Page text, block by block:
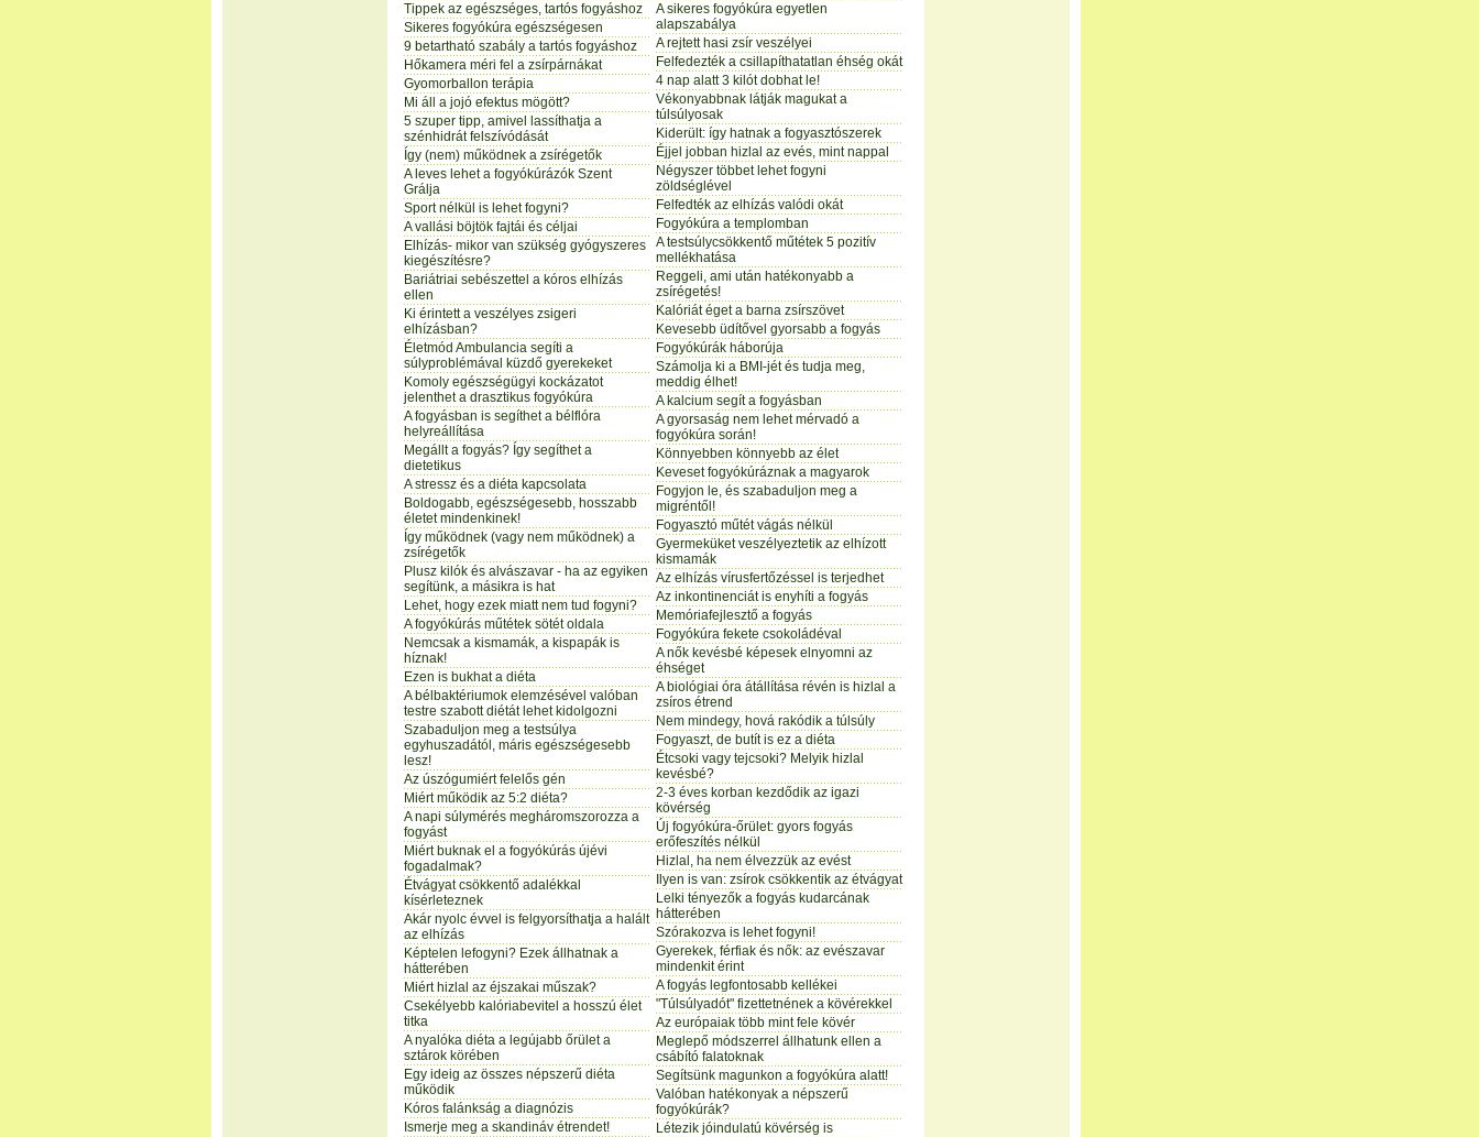
Tippek az egészséges, tartós fogyáshoz
Sikeres fogyókúra egészségesen
9 betartható szabály a tartós fogyáshoz
Hőkamera méri fel a zsírpárnákat
Gyomorballon terápia
Mi áll a jojó efektus mögött?
5 szuper tipp, amivel lassíthatja a
szénhidrát felszívódását
Így (nem) működnek a zsírégetők
A leves lehet a fogyókúrázók Szent
Grálja
Sport nélkül is lehet fogyni?
A vallási böjtök fajtái és céljai
Elhízás- mikor van szükség gyógyszeres
kiegészítésre?
Bariátriai sebészettel a kóros elhízás
ellen
Ki érintett a veszélyes zsigeri
elhízásban?
Életmód Ambulancia segíti a
súlyproblémával küzdő gyerekeket
Komoly egészségügyi kockázatot
jelenthet a drasztikus fogyókúra
A fogyásban is segíthet a bélflóra
helyreállítása
Megállt a fogyás? Így segíthet a
dietetikus
A stressz és a diéta kapcsolata
Boldogabb, egészségesebb, hosszabb
életet mindenkinek!
Így működnek (vagy nem működnek) a
zsírégetők
Plusz kilók és alvászavar - ha az egyiken
segítünk, a másikra is hat
Lehet, hogy ezek miatt nem tud fogyni?
A fogyókúrás műtétek sötét oldala
Nemcsak a kismamák, a kispapák is
híznak!
Ezen is bukhat a diéta
A bélbaktériumok elemzésével valóban
testre szabott diétát lehet kidolgozni
Szabaduljon meg a testsúlya
egyhuszadától, máris egészségesebb
lesz!
Az úszógumiért felelős gén
Miért működik az 5:2 diéta?
A napi súlymérés megháromszorozza a
fogyást
Miért buknak el a fogyókúrás újévi
fogadalmak?
Étvágyat csökkentő adalékkal
kísérleteznek
Akár nyolc évvel is felgyorsíthatja a halált
az elhízás
Képtelen lefogyni? Ezek állhatnak a
hátterében
Miért hizlal az éjszakai műszak?
Csekélyebb kalóriabevitel a hosszú élet
titka
A nyalóka diéta a legújabb őrület a
sztárok körében
Egy ideig az összes népszerű diéta
működik
Kóros falánkság a diagnózis
Ismerje meg a skandináv étrendet!
A sikeres fogyókúra egyetlen
alapszabálya
A rejtett hasi zsír veszélyei
Felfedezték a csillapíthatatlan éhség okát
4 nap alatt 3 kilót dobhat le!
Vékonyabbnak látják magukat a
túlsúlyosak
Kiderült: így hatnak a fogyasztószerek
Éjjel jobban hizlal az evés, mint nappal
Négyszer többet lehet fogyni
zöldséglével
Felfedték az elhízás valódi okát
Fogyókúra a templomban
A testsúlycsökkentő műtétek 5 pozitív
mellékhatása
Reggeli, ami után hatékonyabb a
zsírégetés!
Kalóriát éget a barna zsírszövet
Kevesebb üdítővel gyorsabb a fogyás
Fogyókúrák háborúja
Számolja ki a BMI-jét és tudja meg,
meddig élhet!
A kalcium segít a fogyásban
A gyorsaság nem lehet mérvadó a
fogyókúra során!
Könnyebben könnyebb az élet
Keveset fogyókúráznak a magyarok
Fogyjon le, és szabaduljon meg a
migréntől!
Fogyasztó műtét vágás nélkül
Gyermeküket veszélyeztetik az elhízott
kismamák
Az elhízás vírusfertőzéssel is terjedhet
Az inkontinenciát is enyhíti a fogyás
Memóriafejlesztő a fogyás
Fogyókúra fekete csokoládéval
A nők kevésbé képesek elnyomni az
éhséget
A biológiai óra átállítása révén is hizlal a
zsíros étrend
Nem mindegy, hová rakódik a túlsúly
Fogyaszt, de butít is ez a diéta
Étcsoki vagy tejcsoki? Melyik hizlal
kevésbé?
2-3 éves korban kezdődik az igazi
kövérség
Új fogyókúra-őrület: gyors fogyás
erőfeszítés nélkül
Hizlal, ha nem élvezzük az evést
Ilyen is van: zsírok csökkentik az étvágyat
Lelki tényezők a fogyás kudarcának
hátterében
Szórakozva is lehet fogyni!
Gyerekek, férfiak és nők: az evészavar
mindenkit érint
A fogyás legfontosabb kellékei
"Túlsúlyadót" fizettetnének a kövérekkel
Az európaiak több mint fele kövér
Meglepő módszerrel állhatunk ellen a
csábító falatoknak
Segítsünk magunkon a fogyókúra alatt!
Valóban hatékonyak a népszerű
fogyókúrák?
Létezik jóindulatú kövérség is